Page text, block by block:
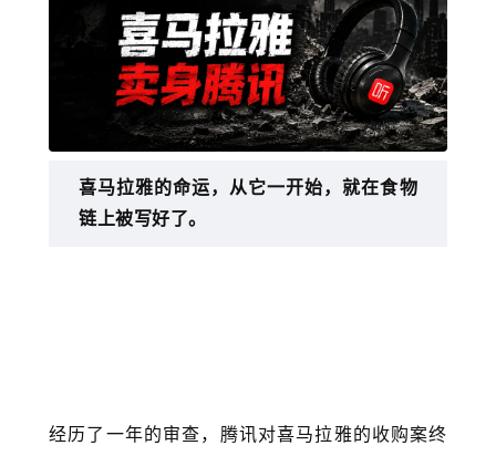
喜马拉雅的命运，从它一开始，就在食物
链上被写好了。
经历了一年的审查，腾讯对喜马拉雅的收购案终